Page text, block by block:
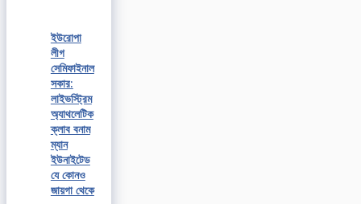
ইউরোপা
লীগ
সেমিফাইনাল
সকার:
লাইভস্ট্রিম
অ্যাথলেটিক
ক্লাব বনাম
ম্যান
ইউনাইটেড
যে কোনও
জায়গা থেকে